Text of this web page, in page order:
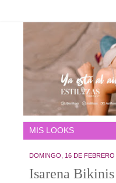
DOMINGO, 16 DE FEBRERO
Isarena